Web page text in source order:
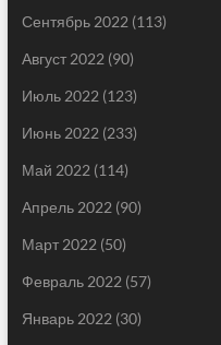
Сентябрь 2022 (113)
Август 2022 (90)
Июль 2022 (123)
Июнь 2022 (233)
Май 2022 (114)
Апрель 2022 (90)
Март 2022 (50)
Февраль 2022 (57)
Январь 2022 (30)